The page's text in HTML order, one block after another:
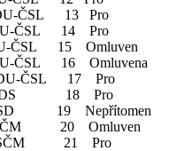
ČSL 13 Pro
14 Pro
15 Omluven
16 Omluvena
ČSL 17 Pro
18 Pro
19 Nepřítomen
20 Omluven
21 Pro